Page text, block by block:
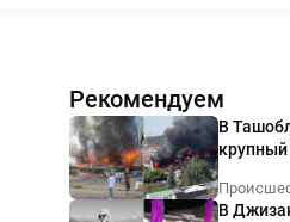
Рекомендуем
В
В